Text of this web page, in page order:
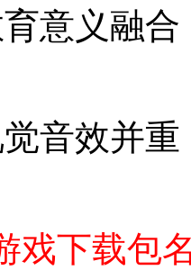
意义融
音效并
戏下载包